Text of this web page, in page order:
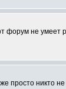
не
просто